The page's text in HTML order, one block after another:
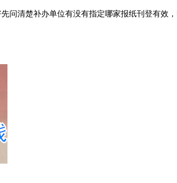
问清楚补办单位有没有指定哪家报纸刊登有效，